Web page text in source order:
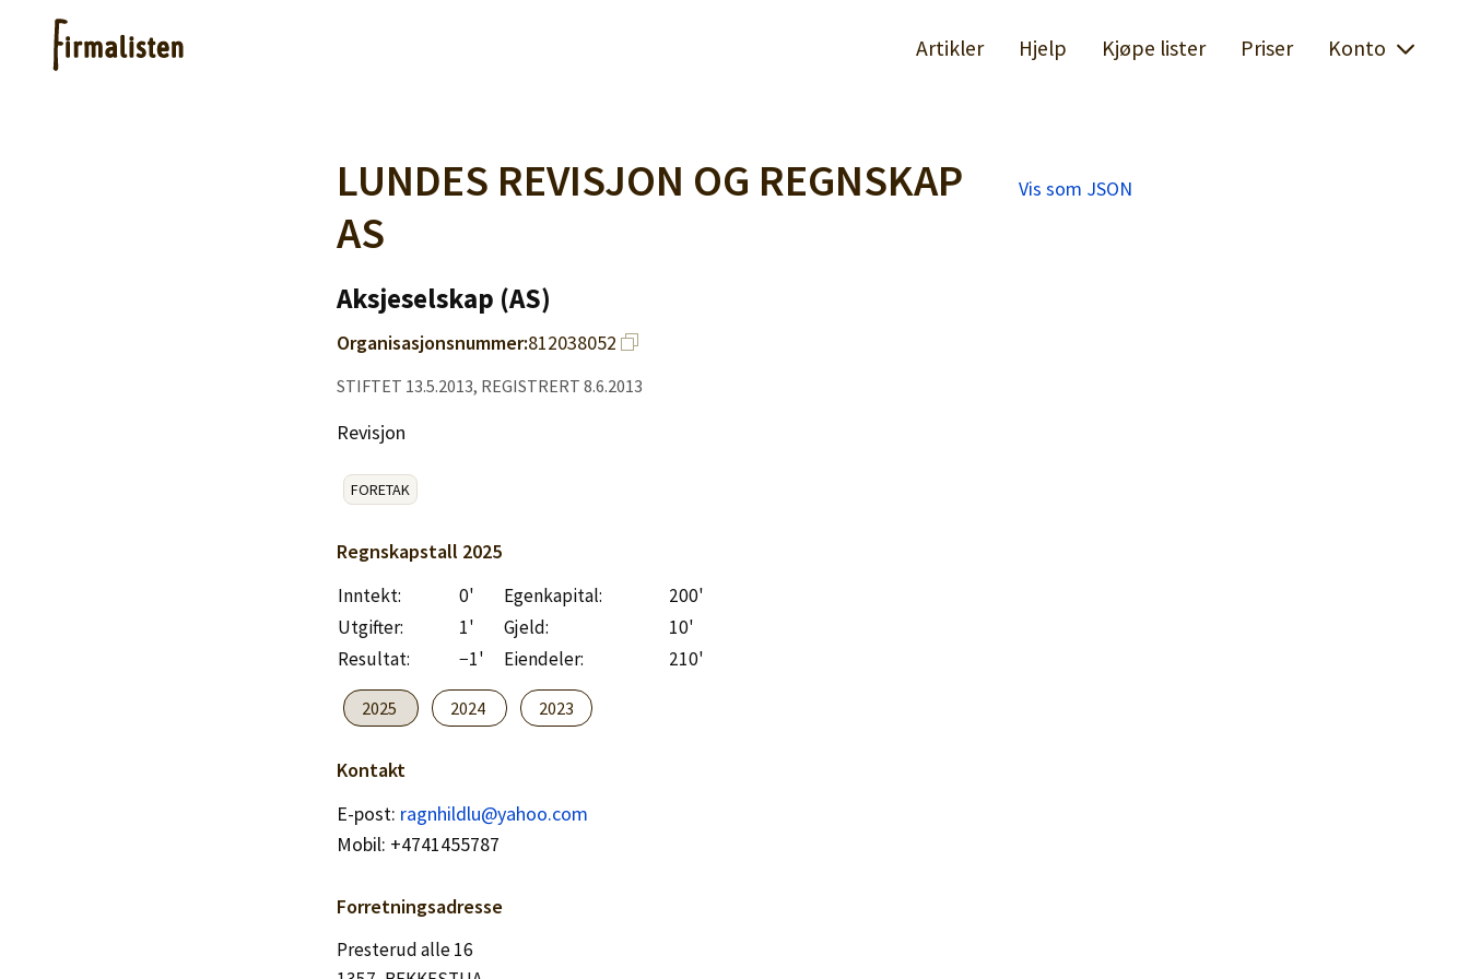
Artikler Hjelp Kjøpe lister Priser Konto
LUNDES REVISJON OG REGNSKAP
AS
Vis som JSON
Aksjeselskap (AS)
Organisasjonsnummer:812038052
STIFTET 13.5.2013, REGISTRERT 8.6.2013
Revisjon
FORETAK
Regnskapstall 2025
Inntekt: 0' Egenkapital:
200'
Utgifter:
1' Gjeld:
10'
Resultat:
−1' Eiendeler: 210'
2025 2024 2023
Kontakt
E-post: ragnhildlu@yahoo.com
Mobil: +4741455787
Forretningsadresse
Presterud alle 16